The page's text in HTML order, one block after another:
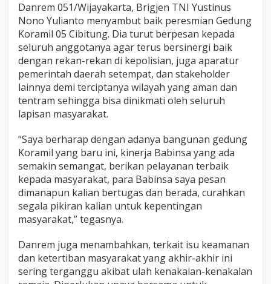
Danrem 051/Wijayakarta, Brigjen TNI Yustinus
Nono Yulianto menyambut baik peresmian Gedung
Koramil 05 Cibitung. Dia turut berpesan kepada
seluruh anggotanya agar terus bersinergi baik
dengan rekan-rekan di kepolisian, juga aparatur
pemerintah daerah setempat, dan stakeholder
lainnya demi terciptanya wilayah yang aman dan
tentram sehingga bisa dinikmati oleh seluruh
lapisan masyarakat.
“Saya berharap dengan adanya bangunan gedung
Koramil yang baru ini, kinerja Babinsa yang ada
semakin semangat, berikan pelayanan terbaik
kepada masyarakat, para Babinsa saya pesan
dimanapun kalian bertugas dan berada, curahkan
segala pikiran kalian untuk kepentingan
masyarakat,” tegasnya.
Danrem juga menambahkan, terkait isu keamanan
dan ketertiban masyarakat yang akhir-akhir ini
sering terganggu akibat ulah kenakalan-kenakalan